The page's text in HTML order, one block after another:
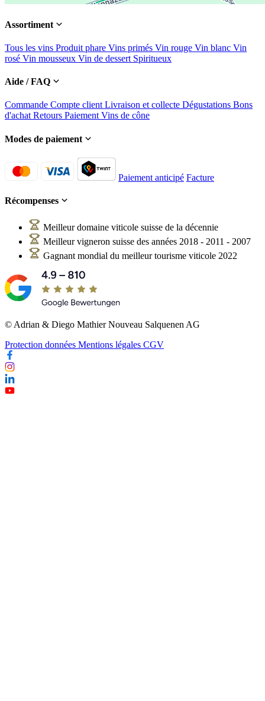
Assortiment
Tous les vins Produit phare Vins primés Vin rouge Vin blanc Vin
rosé Vin mousseux Vin de dessert Spiritueux
Aide / FAQ
Commande Compte client Livraison et collecte Dégustations Bons
d'achat Retours Paiement Vins de cône
Modes de paiement
Paiement anticipé Facture
Récompenses
Meilleur domaine viticole suisse de la décennie
Meilleur vigneron suisse des années 2018 - 2011 - 2007
Gagnant mondial du meilleur tourisme viticole 2022
© Adrian & Diego Mathier Nouveau Salquenen AG
Protection données Mentions légales CGV